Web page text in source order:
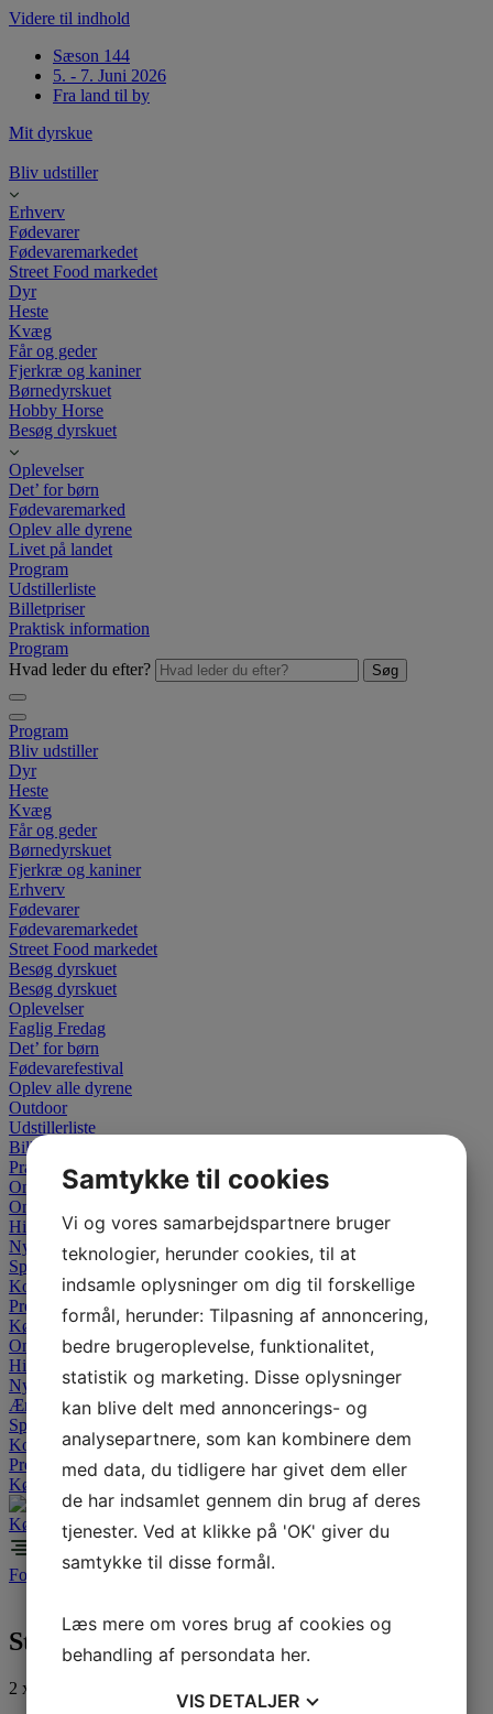
Videre til indhold
Sæson 144
5. - 7. Juni 2026
Fra land til by
Mit dyrskue
Bliv udstiller
Erhverv
Fødevarer
Fødevaremarkedet
Street Food markedet
Dyr
Heste
Kvæg
Får og geder
Fjerkræ og kaniner
Børnedyrskuet
Hobby Horse
Besøg dyrskuet
Oplevelser
Det’ for børn
Fødevaremarked
Oplev alle dyrene
Livet på landet
Program
Udstillerliste
Billetpriser
Praktisk information
Program
Hvad leder du efter?
Søg
Program
Bliv udstiller
Dyr
Heste
Kvæg
Får og geder
Børnedyrskuet
Fjerkræ og kaniner
Erhverv
Fødevarer
Fødevaremarkedet
Street Food markedet
Besøg dyrskuet
Besøg dyrskuet
Oplevelser
Faglig Fredag
Det’ for børn
Fødevarefestival
Oplev alle dyrene
Outdoor
Udstillerliste
Billetpriser
Praktisk information
Om dyrskuet
Om dyrskuet
Historien
Nyheder
Sponsor
Kontakt
Presse
Køb billet
Om dyrskuet
Historien
Nyheder
Ærespræmier
Sponsor
Kontakt
Presse
Køb billet
Køb billet
Forside /Standplads / Fødevare/ Stand 554
Stand 554
2 x 4 M
Samtykke til cookies
Vi og vores samarbejdspartnere bruger
teknologier, herunder cookies, til at
indsamle oplysninger om dig til forskellige
formål, herunder: Tilpasning af annoncering,
bedre brugeroplevelse, funktionalitet,
statistik og marketing. Disse oplysninger
kan blive delt med annoncerings- og
analysepartnere, som kan kombinere dem
med data, du tidligere har givet dem eller
de har indsamlet gennem din brug af deres
tjenester. Ved at klikke på 'OK' giver du
samtykke til disse formål.
Læs mere om vores brug af cookies og
behandling af persondata her.
VIS DETALJER